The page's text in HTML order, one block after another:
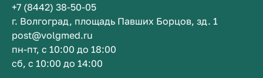
+7 (8442) 38-50-05
г. Волгоград, площадь Павших Борцов, зд. 1
post@volgmed.ru
пн-пт, с 10:00 до 18:00
сб, с 10:00 до 14:00